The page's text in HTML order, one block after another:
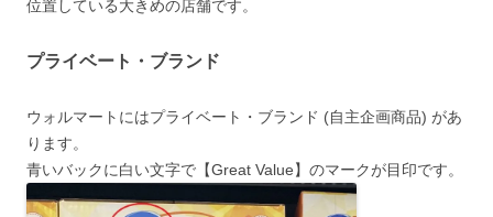
位置している大きめの店舗です。
プライベート・ブランド
ウォルマートにはプライベート・ブランド (自主企画商品) があ
ります。
青いバックに白い文字で 【Great Value】 のマークが目印です。